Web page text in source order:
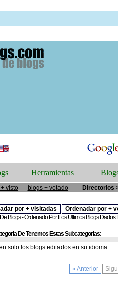
Herramientas
visto blogs + votado
Directorios
por + visitadas
Ordenadar por +
Blogs - Ordenado Por Los Ultimos Blogs Dados
De Tenemos Estas Subcategorias:
solo los blogs editados en su idioma
« Anterior